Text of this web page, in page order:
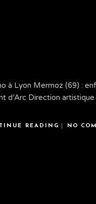
à Lyon Mermoz (69) :
d’Arc Direction
READING NO